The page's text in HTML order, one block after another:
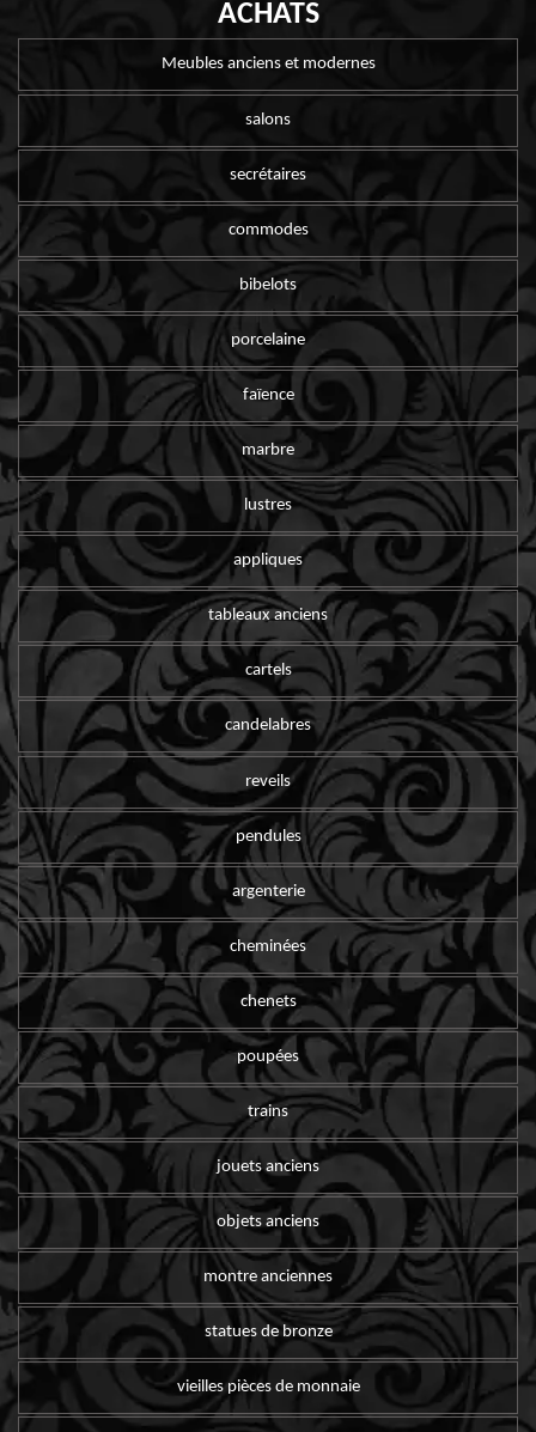
ACHATS
Meubles anciens et modernes
salons
secrétaires
commodes
bibelots
porcelaine
faïence
marbre
lustres
appliques
tableaux anciens
cartels
candelabres
reveils
pendules
argenterie
cheminées
chenets
poupées
trains
jouets anciens
objets anciens
montre anciennes
statues de bronze
vieilles pièces de monnaie